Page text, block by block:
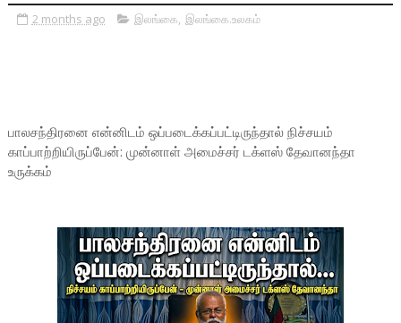
2 months ago இலங்கை, இலங்கை.உலகம்
பாலசந்திரனை என்னிடம் ஒப்படைக்கப்பட்டிருந்தால் நிச்சயம்
காப்பாற்றியிருப்பேன்: முன்னாள் அமைச்சர் டக்ளஸ் தேவானந்தா
உருக்கம்